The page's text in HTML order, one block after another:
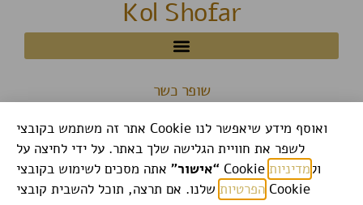
Kol Shofar
שופר כשר
אתר זה משתמש בקובצי Cookie ואוסף מידע שיאפשר לנו
לשפר את חוויית הגלישה שלך באתר. על ידי לחיצה על
“אישור”
אתה מסכים לשימוש בקובצי Cookie ולמדיניות
הפרטיות שלנו. אם תרצה, תוכל להשבית קובצי Cookie